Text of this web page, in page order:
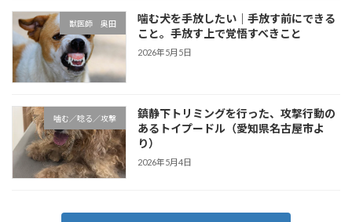
獣医師 奥田
噛む犬を手放したい｜手放す前にできる
こと。手放す上で覚悟すべきこと
2026年5月5日
噛む／唸る／攻撃
鎮静下トリミングを行った、攻撃行動の
あるトイプードル（愛知県名古屋市よ
り）
2026年5月4日